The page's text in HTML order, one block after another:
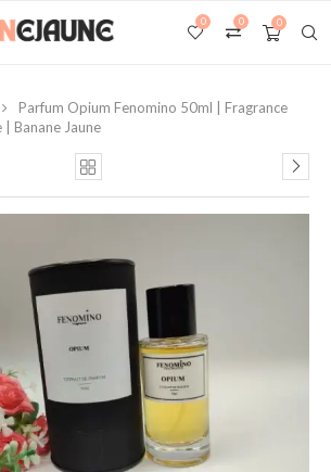
0
0
0
Parfum Opium Fenomino 50ml | Fragrance
Banane Jaune